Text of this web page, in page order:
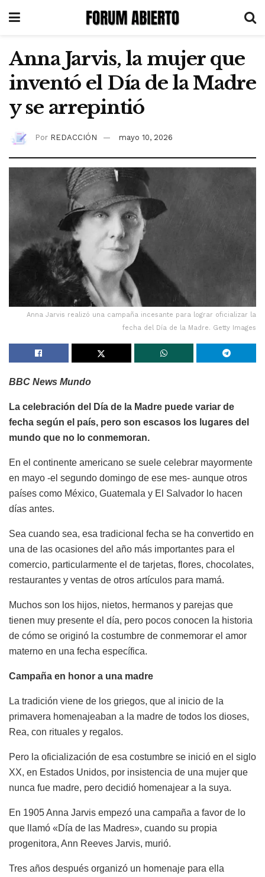
Anna Jarvis, la mujer que
inventó el Día de la Madre
y se arrepintió
Por REDACCIÓN mayo 10, 2026
Anna Jarvis realizó una campaña incesante para lograr oficializar la
fecha del Día de la Madre. Getty Images
BBC News Mundo
La celebración del Día de la Madre puede variar de
fecha según el país, pero son escasos los lugares del
mundo que no lo conmemoran.
En el continente americano se suele celebrar mayormente
en mayo -el segundo domingo de ese mes- aunque otros
países como México, Guatemala y El Salvador lo hacen
días antes.
Sea cuando sea, esa tradicional fecha se ha convertido en
una de las ocasiones del año más importantes para el
comercio, particularmente el de tarjetas, flores, chocolates,
restaurantes y ventas de otros artículos para mamá.
Muchos son los hijos, nietos, hermanos y parejas que
tienen muy presente el día, pero pocos conocen la historia
de cómo se originó la costumbre de conmemorar el amor
materno en una fecha específica.
Campaña en honor a una madre
La tradición viene de los griegos, que al inicio de la
primavera homenajeaban a la madre de todos los dioses,
Rea, con rituales y regalos.
Pero la oficialización de esa costumbre se inició en el siglo
XX, en Estados Unidos, por insistencia de una mujer que
nunca fue madre, pero decidió homenajear a la suya.
En 1905 Anna Jarvis empezó una campaña a favor de lo
que llamó «Día de las Madres», cuando su propia
progenitora, Ann Reeves Jarvis, murió.
Tres años después organizó un homenaje para ella